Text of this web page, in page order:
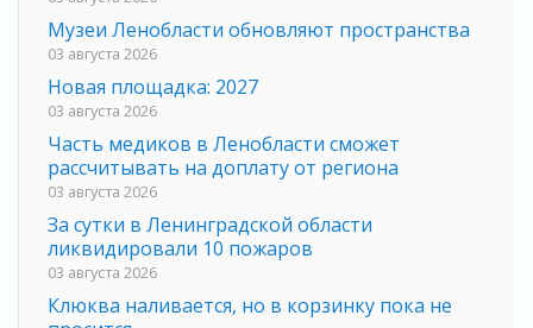
Музеи Ленобласти обновляют пространства
03 августа 2026
Новая площадка: 2027
03 августа 2026
Часть медиков в Ленобласти сможет
рассчитывать на доплату от региона
03 августа 2026
За сутки в Ленинградской области
ликвидировали 10 пожаров
03 августа 2026
Клюква наливается, но в корзинку пока не